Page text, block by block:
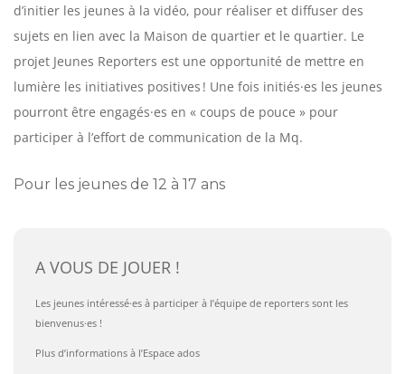
d’initier les jeunes à la vidéo, pour réaliser et diffuser des
sujets en lien avec la Maison de quartier et le quartier. Le
projet Jeunes Reporters est une opportunité de mettre en
lumière les initiatives positives ! Une fois initiés·es les jeunes
pourront être engagés·es en « coups de pouce » pour
participer à l’effort de communication de la Mq.
Pour les jeunes de 12 à 17 ans
A VOUS DE JOUER !
Les jeunes intéressé·es à participer à l’équipe de reporters sont les
bienvenus·es !
Plus d’informations à l’Espace ados